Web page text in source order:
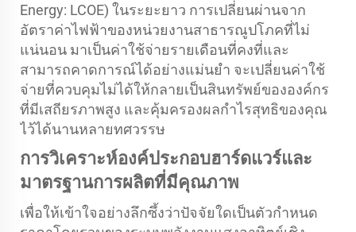
Energy: LCOE) ในระยะยาว การเปลี่ยนผ่านจาก
อัตราค่าไฟฟ้าของหน่วยงานสาธารณูปโภคที่ไม่
แน่นอน มาเป็นค่าใช้จ่ายรายเดือนที่คงที่และ
สามารถคาดการณ์ได้อย่างแม่นยำ จะเปลี่ยนค่าใช้
จ่ายที่ควบคุมไม่ได้ให้กลายเป็นสินทรัพย์ขององค์กร
ที่มีเสถียรภาพสูง และคุ้มครองผลกำไรสุทธิของคุณ
ไว้ได้นานหลายทศวรรษ
การวิเคราะห์องค์ประกอบฮาร์ดแวร์และ
มาตรฐานการผลิตที่มีคุณภาพ
เพื่อให้เข้าใจอย่างลึกซึ้งว่าปัจจัยใดเป็นตัวกำหนด